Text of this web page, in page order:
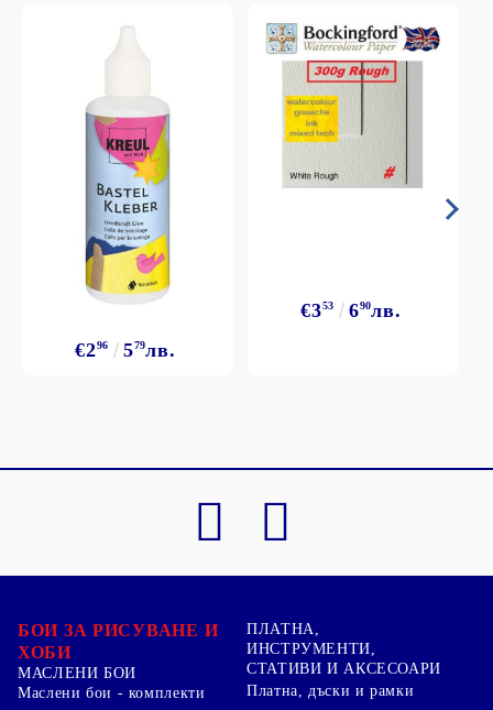
€296 579лв.
€353 690лв.
БОИ ЗА РИСУВАНЕ И
ХОБИ
МАСЛЕНИ БОИ
Маслени бои - комплекти
ПЛАТНА,
ИНСТРУМЕНТИ,
СТАТИВИ И АКСЕСОАРИ
Платна, дъски и рамки